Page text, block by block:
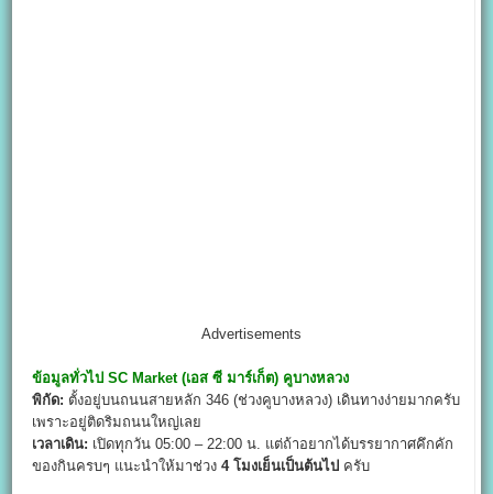
Advertisements
ข้อมูลทั่วไป SC Market (เอส ซี มาร์เก็ต) คูบางหลวง
พิกัด: ตั้งอยู่บนถนนสายหลัก 346 (ช่วงคูบางหลวง) เดินทางง่ายมากครับ
เพราะอยู่ติดริมถนนใหญ่เลย
เวลาเดิน: เปิดทุกวัน 05:00 – 22:00 น. แต่ถ้าอยากได้บรรยากาศคึกคัก
ของกินครบๆ แนะนำให้มาช่วง4โมงเย็นเป็นต้นไป ครับ